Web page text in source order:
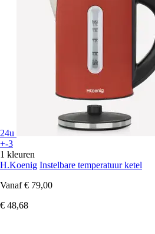
24u
+-3
1 kleuren
H.Koenig Instelbare temperatuur ketel
Vanaf € 79,00
€ 48,68